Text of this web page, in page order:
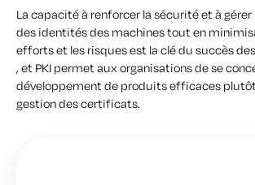
La capacité à renforcer la sécurité et à
des identités des machines tout en
efforts et les risques est la clé du succès
, et PKI permet aux organisations de se
développement de produits efficaces
gestion des certificats.